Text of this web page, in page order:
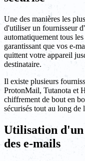
Une des manières les
d'utiliser un fournisseur
automatiquement tous
garantissant que vos e-
quittent votre appareil
destinataire.
Il existe plusieurs
ProtonMail, Tutanota et
chiffrement de bout en
sécurisés tout au long de
Utilisation
des e-mails